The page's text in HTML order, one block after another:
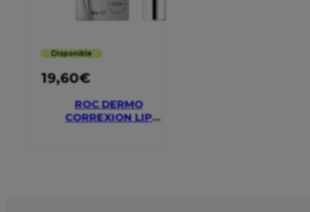
Disponible
19,60€
ROC DERMO
CORREXION LIP